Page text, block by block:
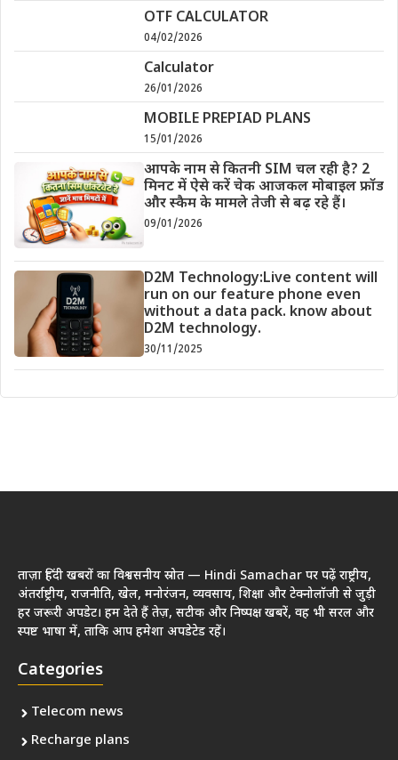
OTF CALCULATOR
04/02/2026
Calculator
26/01/2026
MOBILE PREPIAD PLANS
15/01/2026
आपके नाम से कितनी SIM चल रही है? 2
मिनट में ऐसे करें चेक आजकल मोबाइल फ्रॉड
और स्कैम के मामले तेजी से बढ़ रहे हैं।
09/01/2026
D2M Technology:Live content will
run on our feature phone even
without a data pack. know about
D2M technology.
30/11/2025
ताज़ा हिंदी खबरों का विश्वसनीय स्रोत — Hindi Samachar पर पढ़ें राष्ट्रीय,
अंतर्राष्ट्रीय, राजनीति, खेल, मनोरंजन, व्यवसाय, शिक्षा और टेक्नोलॉजी से जुड़ी
हर जरूरी अपडेट। हम देते हैं तेज़, सटीक और निष्पक्ष खबरें, वह भी सरल और
स्पष्ट भाषा में, ताकि आप हमेशा अपडेटेड रहें।
Categories
Telecom news
Recharge plans